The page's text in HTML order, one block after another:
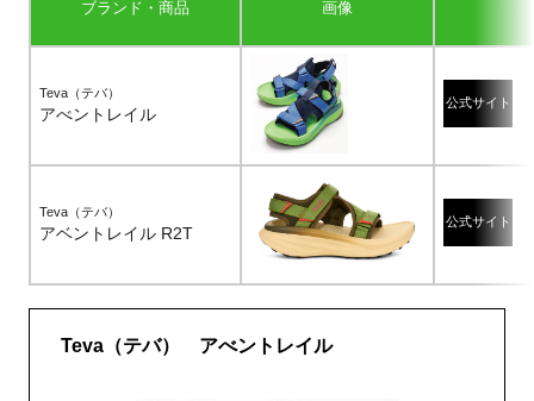
ブランド・商品 画像
Teva（テバ）
アべントレイル
公式サイト
Teva（テバ）
アベントレイル R2T
公式サイト
Teva（テバ） アべントレイル